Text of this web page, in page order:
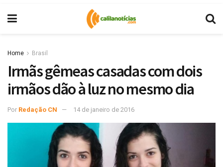
Home Brasil
Irmãs gêmeas casadas com dois
irmãos dão à luz no mesmo dia
Por Redação CN 14 de janeiro de 2016